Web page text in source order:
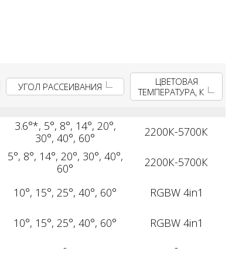
УГОЛ РАССЕИВАНИЯ
ЦВЕТОВАЯ
ТЕМПЕРАТУРА, К
3.6°*, 5°, 8°, 14°, 20°,
30°, 40°, 60°
2200К-5700К
5°, 8°, 14°, 20°, 30°, 40°,
60°
2200К-5700К
10°, 15°, 25°, 40°, 60° RGBW 4in1
10°, 15°, 25°, 40°, 60°
RGBW 4in1
-
-